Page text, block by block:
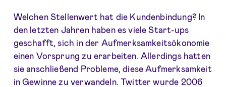
Welchen Stellenwert hat die Kundenbindung? In
den letzten Jahren haben es viele Start-ups
geschafft, sich in der Aufmerksamkeitsökonomie
einen Vorsprung zu erarbeiten. Allerdings hatten
sie anschließend Probleme, diese Aufmerksamkeit
in Gewinne zu verwandeln. Twitter wurde 2006